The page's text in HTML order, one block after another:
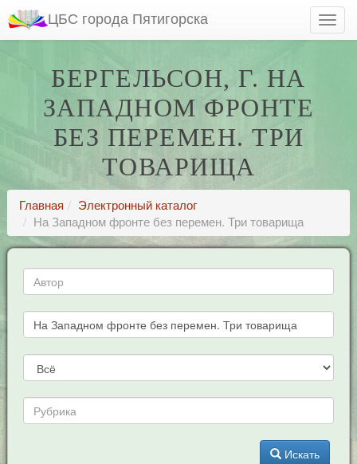
ЦБС города Пятигорска
БЕРГЕЛЬСОН, Г. НА
ЗАПАДНОМ ФРОНТЕ
БЕЗ ПЕРЕМЕН. ТРИ
ТОВАРИЩА
Главная
Электронный каталог
На Западном фронте без перемен. Три товарища
Искать